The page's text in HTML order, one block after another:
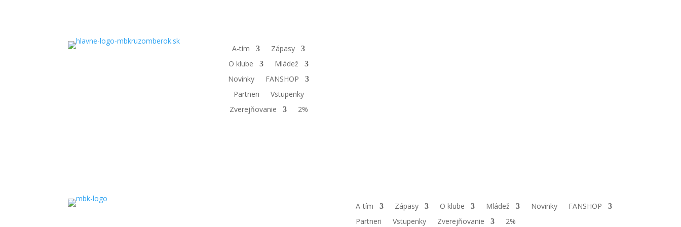
A-tím
Zápasy
O klube
Mládež
Novinky
FANSHOP
Partneri
Vstupenky
Zverejňovanie
2%
A-tím Zápasy O klube Mládež Novinky
FANSHOP
Partneri
Vstupenky Zverejňovanie 2%